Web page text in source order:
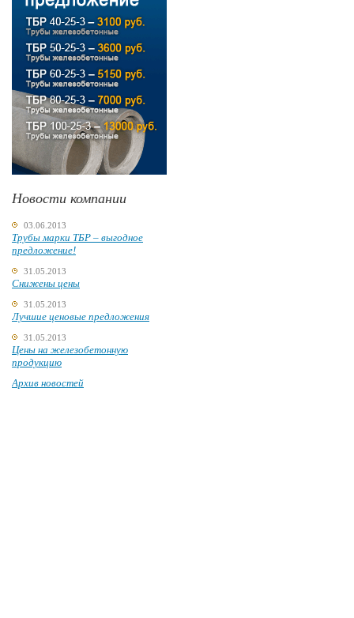
Новости компании
03.06.2013
Трубы марки ТБР – выгодное
предложение!
31.05.2013
Снижены цены
31.05.2013
Лучшие ценовые предложения
31.05.2013
Цены на железобетонную
продукцию
Архив новостей